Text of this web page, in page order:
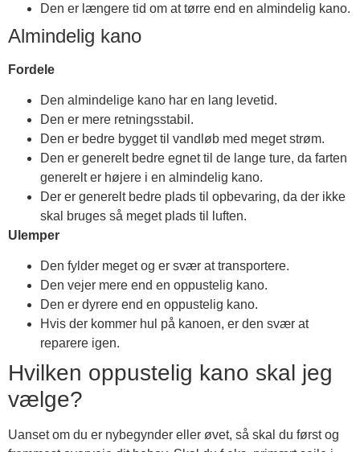
Den er længere tid om at tørre end en almindelig kano.
Almindelig kano
Fordele
Den almindelige kano har en lang levetid.
Den er mere retningsstabil.
Den er bedre bygget til vandløb med meget strøm.
Den er generelt bedre egnet til de lange ture, da farten
generelt er højere i en almindelig kano.
Der er generelt bedre plads til opbevaring, da der ikke
skal bruges så meget plads til luften.
Ulemper
Den fylder meget og er svær at transportere.
Den vejer mere end en oppustelig kano.
Den er dyrere end en oppustelig kano.
Hvis der kommer hul på kanoen, er den svær at
reparere igen.
Hvilken oppustelig kano skal jeg
vælge?
Uanset om du er nybegynder eller øvet, så skal du først og